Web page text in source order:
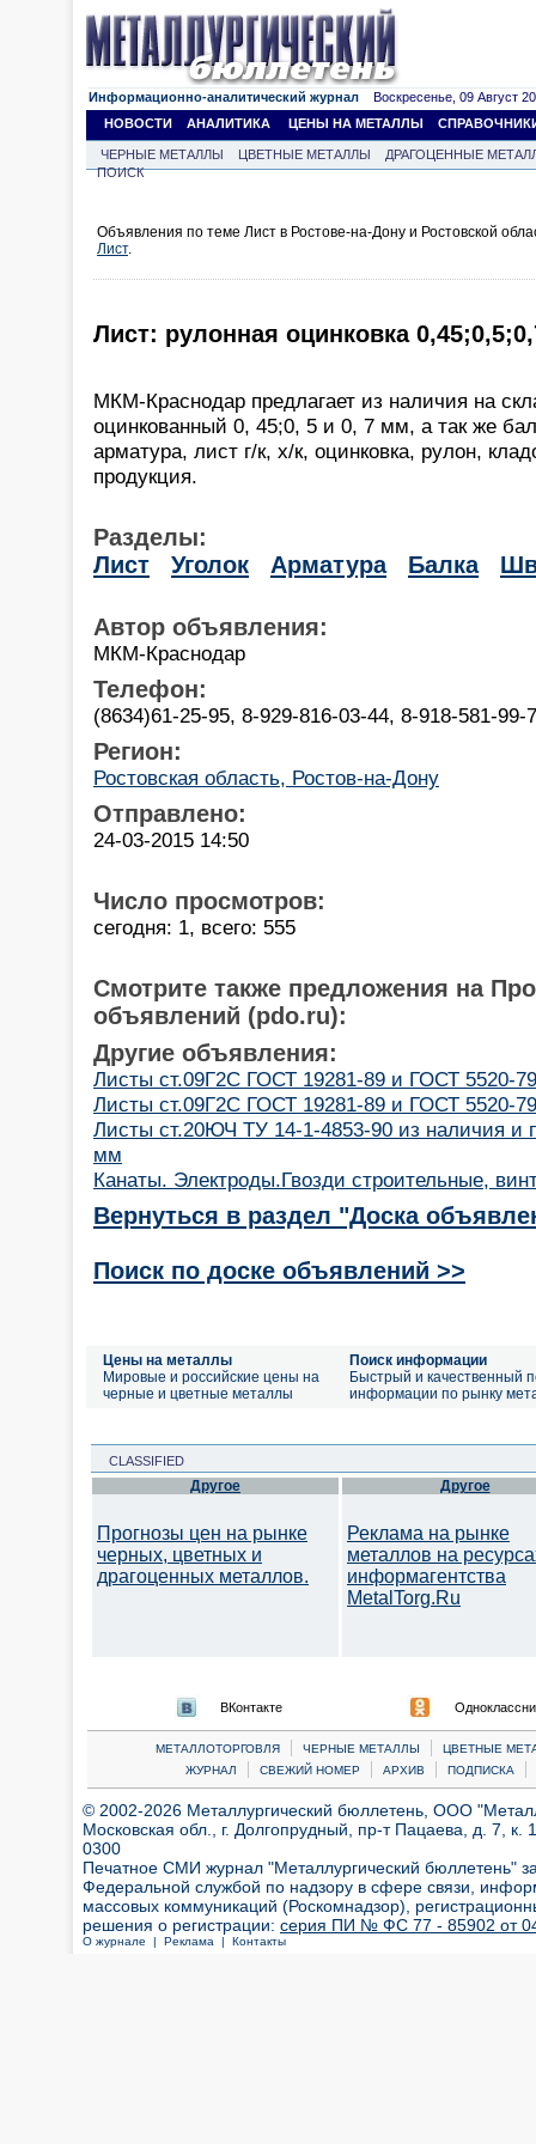
Информационно-аналитический журнал Воскресенье, 09 Август
НОВОСТИ
АНАЛИТИКА ЦЕНЫ НА МЕТАЛЛЫ
ЧЕРНЫЕ МЕТАЛЛЫ ЦВЕТНЫЕ МЕТАЛЛЫ
ДРАГОЦЕННЫЕ
ПОИСК
Объявления по теме Лист в Ростове-на-Дону и Ростовской
Лист.
Лист: рулонная оцинковка
МКМ-Краснодар предлагает из наличия на
оцинкованный 0, 45;0, 5 и 0, 7 мм, а так же
арматура, лист г/к, х/к, оцинковка, рулон,
продукция.
Разделы:
Лист
Уголок Арматура Балка
Автор объявления:
МКМ-Краснодар
Телефон:
(8634)61-25-95, 8-929-816-03-44, 8-918-581-99-
Регион:
Ростовская область, Ростов-на-Дону
Отправлено:
24-03-2015 14:50
Число просмотров:
сегодня: 1, всего: 555
Смотрите также предложения на
объявлений (pdo.ru):
Другие объявления:
Листы ст.09Г2С ГОСТ 19281-89 и ГОСТ 5520-
Листы ст.09Г2С ГОСТ 19281-89 и ГОСТ 5520-
Листы ст.20ЮЧ ТУ 14-1-4853-90 из наличия и
мм
Канаты. Электроды.Гвозди строительные,
Вернуться в раздел "Доска
Поиск по доске объявлений >>
Цены на металлы
Мировые и российские цены на
черные и цветные металлы
Поиск информации
Быстрый и качественный
информации по рынку
CLASSIFIED
Другое
Прогнозы цен на рынке
черных, цветных и
драгоценных металлов.
Другое
Реклама на рынке
металлов на
информагентства
MetalTorg.Ru
ВКонтакте
МЕТАЛЛОТОРГОВЛЯ | ЧЕРНЫЕ МЕТАЛЛЫ |
ЦВЕТНЫЕ
ЖУРНАЛ
| СВЕЖИЙ НОМЕР | АРХИВ | ПОДПИСКА |
© 2002-2026 Металлургический бюллетень, ООО
Московская обл., г. Долгопрудный, пр-т Пацаева, д. 7,
0300
Печатное СМИ журнал "Металлургический бюллетень"
Федеральной службой по надзору в сфере связи,
массовых коммуникаций (Роскомнадзор),
решения о регистрации: серия ПИ № ФС 77 - 85902 от 04
О журнале | Реклама | Контакты